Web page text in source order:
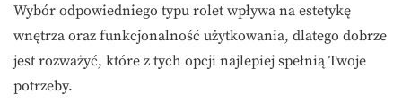
Wybór odpowiedniego typu rolet wpływa na estetykę
wnętrza oraz funkcjonalność użytkowania, dlatego dobrze
jest rozważyć, które z tych opcji najlepiej spełnią Twoje
potrzeby.